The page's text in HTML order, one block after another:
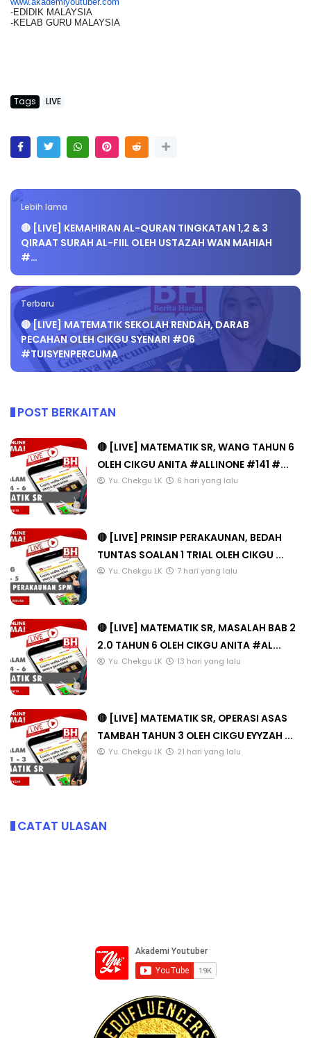
-EDIDIK MALAYSIA
-KELAB GURU MALAYSIA
Tags LIVE
Lebih lama
🔴 [LIVE] KEMAHIRAN AL-QURAN TINGKATAN 1,2 & 3
QIRAAT SURAH AL-FIIL OLEH USTAZAH WAN MAHIAH
#…
Terbaru
🔴 [LIVE] MATEMATIK SEKOLAH RENDAH, DARAB
PECAHAN OLEH CIKGU SYENARI #06
#TUISYENPERCUMA
POST BERKAITAN
🔴 [LIVE] MATEMATIK SR, WANG TAHUN 6
OLEH CIKGU ANITA #ALLINONE #141 #...
Yu. Chekgu LK 6 hari yang lalu
🔴 [LIVE] PRINSIP PERAKAUNAN, BEDAH
TUNTAS SOALAN 1 TRIAL OLEH CIKGU ...
Yu. Chekgu LK 7 hari yang lalu
🔴 [LIVE] MATEMATIK SR, MASALAH BAB 2
2.0 TAHUN 6 OLEH CIKGU ANITA #AL...
Yu. Chekgu LK 13 hari yang lalu
🔴 [LIVE] MATEMATIK SR, OPERASI ASAS
TAMBAH TAHUN 3 OLEH CIKGU EYYZAH ...
Yu. Chekgu LK 21 hari yang lalu
CATAT ULASAN